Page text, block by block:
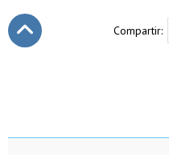
Compartir: